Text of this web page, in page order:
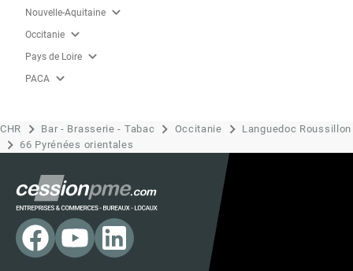
Nouvelle-Aquitaine expand_more
Occitanie expand_more
Pays de Loire expand_more
PACA expand_more
CHR Bar - Brasserie - Tabac Occitanie
Languedoc Roussillon
66 Pyrénées orientales